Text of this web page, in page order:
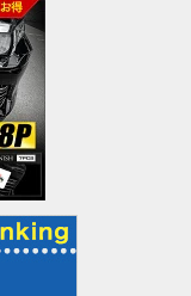
2023-09-09